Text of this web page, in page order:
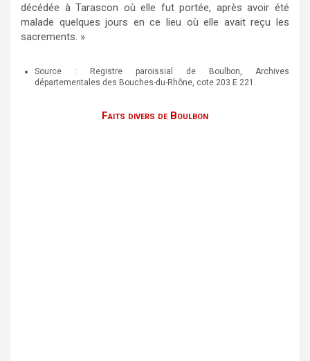
décédée à Tarascon où elle fut portée, après avoir été
malade quelques jours en ce lieu où elle avait reçu les
sacrements. »
Source : Registre paroissial de Boulbon, Archives
départementales des Bouches-du-Rhône, cote 203 E 221.
Faits divers de Boulbon